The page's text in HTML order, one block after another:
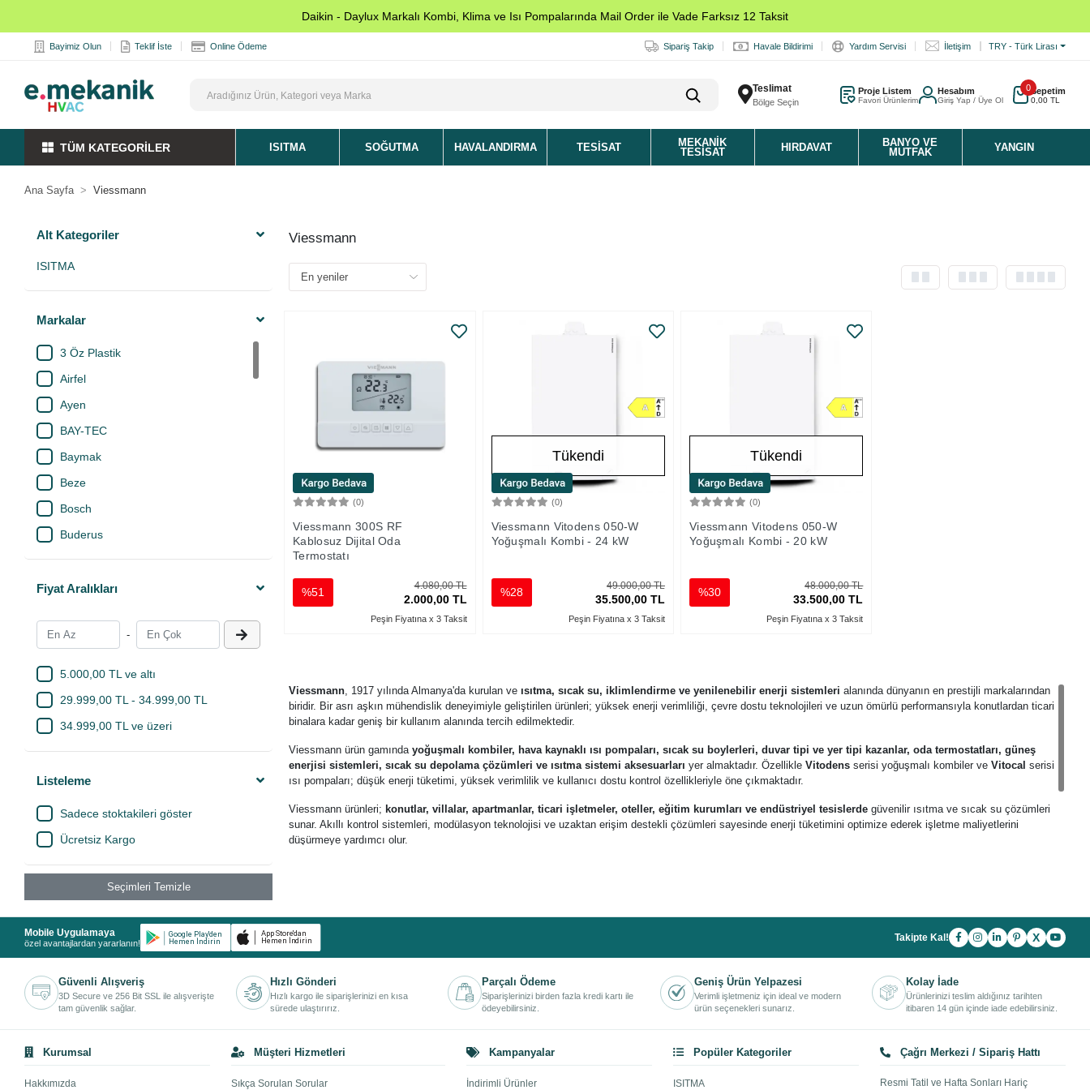
Daikin - Daylux Markalı Kombi, Klima ve Isı Pompalarında Mail Order ile Vade Farksız 12 Taksit
Bayimiz Olun Teklif İste Online Ödeme Sipariş Takip Havale Bildirimi Yardım Servisi İletişim TRY - Türk Lirası
Teslimat
Bölge Seçin
Proje Listem
Favori Ürünlerim
Hesabım
Giriş Yap / Üye Ol
0Sepetim
0,00 TL
TÜM KATEGORİLER ISITMA SOĞUTMA HAVALANDIRMA TESISAT
MEKANIK
TESISAT
HIRDAVAT
BANYO VE
MUTFAK
YANGIN
Ana Sayfa Viessmann
Alt Kategoriler
ISITMA
Markalar
3 Öz Plastik
Airfel
Ayen
BAY-TEC
Baymak
Beze
Bosch
Buderus
Case
Daikin
Daylux
ESKA
Grundfos
Henkel
Honeywell
İtek
Kalde
KAS
Metsan
Norm
Pimtaş
Fiyat Aralıkları
-
5.000,00 TL ve altı
29.999,00 TL - 34.999,00 TL
34.999,00 TL ve üzeri
Listeleme
Sadece stoktakileri göster
Ücretsiz Kargo
Seçimleri Temizle
Viessmann
(0)
Viessmann 300S RF
Kablosuz Dijital Oda
Termostatı
4.080,00 TL
2.000,00 TL
%51
Peşin Fiyatına x 3 Taksit
Tükendi
(0)
Viessmann Vitodens 050-W
Yoğuşmalı Kombi - 24 kW
49.000,00 TL
35.500,00 TL
%28
Peşin Fiyatına x 3 Taksit
Tükendi
(0)
Viessmann Vitodens 050-W
Yoğuşmalı Kombi - 20 kW
48.000,00 TL
33.500,00 TL
%30
Peşin Fiyatına x 3 Taksit
Viessmann, 1917 yılında Almanya'da kurulan ve ısıtma, sıcak su, iklimlendirme ve yenilenebilir enerji sistemleri alanında dünyanın en prestijli markalarından
biridir. Bir asrı aşkın mühendislik deneyimiyle geliştirilen ürünleri; yüksek enerji verimliliği, çevre dostu teknolojileri ve uzun ömürlü performansıyla konutlardan ticari
binalara kadar geniş bir kullanım alanında tercih edilmektedir.
Viessmann ürün gamındayoğuşmalı kombiler, hava kaynaklı ısı pompaları, sıcak su boylerleri, duvar tipi ve yer tipi kazanlar, oda termostatları, güneş
enerjisi sistemleri, sıcak su depolama çözümleri ve ısıtma sistemi aksesuarları yer almaktadır. ÖzellikleVitodens serisi yoğuşmalı kombiler veVitocal serisi
ısı pompaları; düşük enerji tüketimi, yüksek verimlilik ve kullanıcı dostu kontrol özellikleriyle öne çıkmaktadır.
Viessmann ürünleri; konutlar, villalar, apartmanlar, ticari işletmeler, oteller, eğitim kurumları ve endüstriyel tesislerde güvenilir ısıtma ve sıcak su çözümleri
sunar. Akıllı kontrol sistemleri, modülasyon teknolojisi ve uzaktan erişim destekli çözümleri sayesinde enerji tüketimini optimize ederek işletme maliyetlerini
düşürmeye yardımcı olur.
Mobile Uygulamaya
özel avantajlardan yararlanın! Takipte Kal! X
Güvenli Alışveriş
3D Secure ve 256 Bit SSL ile alışverişte
tam güvenlik sağlar.
Hızlı Gönderi
Hızlı kargo ile siparişlerinizi en kısa
sürede ulaştırırız.
Parçalı Ödeme
Siparişlerinizi birden fazla kredi kartı ile
ödeyebilirsiniz.
Geniş Ürün Yelpazesi
Verimli işletmeniz için ideal ve modern
ürün seçenekleri sunarız.
Kolay İade
Ürünlerinizi teslim aldığınız tarihten
itibaren 14 gün içinde iade edebilirsiniz.
Kurumsal
Hakkımızda
Müşteri Hizmetleri
Sıkça Sorulan Sorular
Kampanyalar
İndirimli Ürünler
Popüler Kategoriler
ISITMA
Çağrı Merkezi / Sipariş Hattı
Resmi Tatil ve Hafta Sonları Hariç